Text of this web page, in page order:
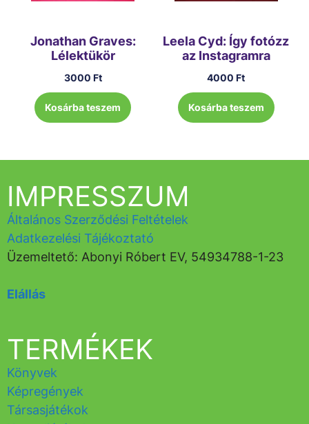
Jonathan Graves:
Lélektükör
3000 Ft
Kosárba teszem
Leela Cyd: Így fotózz
az Instagramra
4000Ft
Kosárba teszem
TERMÉKEK
Könyvek
Képregények
Társasjátékok
IMPRESSZUM
Általános Szerződési Feltételek
Adatkezelési Tájékoztató
Üzemeltető: Abonyi Róbert EV, 54934788-1-23
Elállás